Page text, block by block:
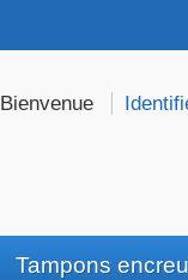
Bienvenue
Tampons